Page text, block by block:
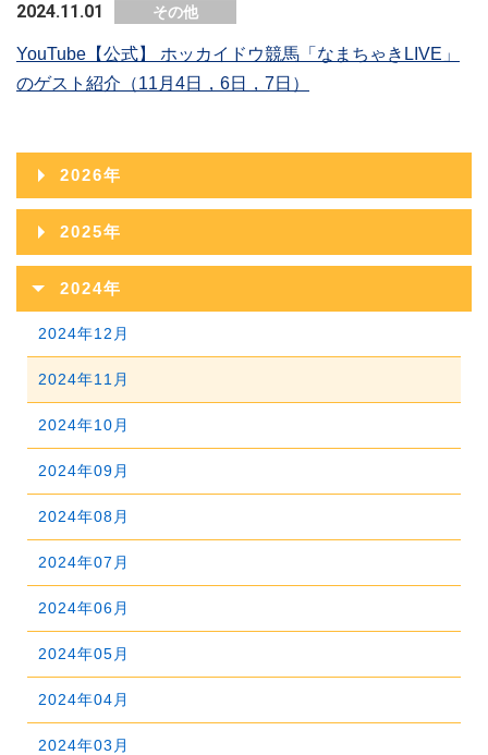
2024.11.01 その他
YouTube【公式】 ホッカイドウ競馬「なまちゃきLIVE」
のゲスト紹介（11月4日，6日，7日）
2026年
2026年08月
2026年07月
2026年06月
2026年05月
2026年04月
2026年03月
2026年02月
2026年01月
2025年
2025年12月
2024年
2024年12月
2024年11月
2024年10月
2024年09月
2024年08月
2024年07月
2024年06月
2024年05月
2024年04月
2024年03月